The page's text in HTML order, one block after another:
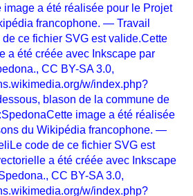
image a été réalisée pour le Projet
francophone. — Travail
ce fichier SVG est valide.Cette
a été créée avec Inkscape par
CC BY-SA 3.0,
w/index.php?
blason de la commune de
image a été réalisée
du Wikipédia francophone. —
code de ce fichier SVG est
a été créée avec Inkscape
CC BY-SA 3.0,
w/index.php?